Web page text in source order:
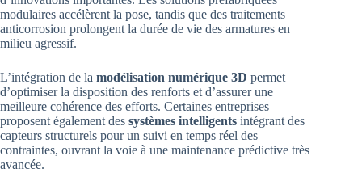
modulaires accélèrent la pose, tandis que des traitements
anticorrosion prolongent la durée de vie des armatures en
milieu agressif.
L’intégration de la modélisation numérique 3D permet
d’optimiser la disposition des renforts et d’assurer une
meilleure cohérence des efforts. Certaines entreprises
proposent également des systèmes intelligents intégrant des
capteurs structurels pour un suivi en temps réel des
contraintes, ouvrant la voie à une maintenance prédictive très
avancée.